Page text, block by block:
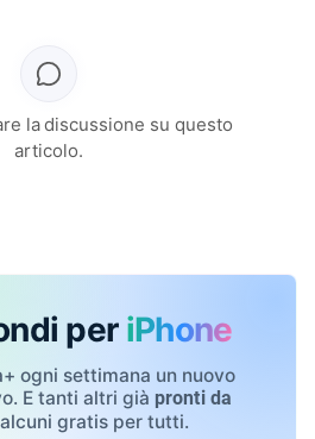
la discussione su questo
articolo.
per iPhone
ogni settimana un nuovo
E tanti altri già pronti da
gratis per tutti.